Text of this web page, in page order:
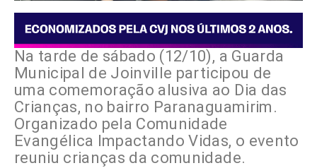
Na tarde de sábado (12/10), a Guarda
Municipal de Joinville participou de
uma comemoração alusiva ao Dia das
Crianças, no bairro Paranaguamirim.
Organizado pela Comunidade
Evangélica Impactando Vidas, o evento
reuniu crianças da comunidade.